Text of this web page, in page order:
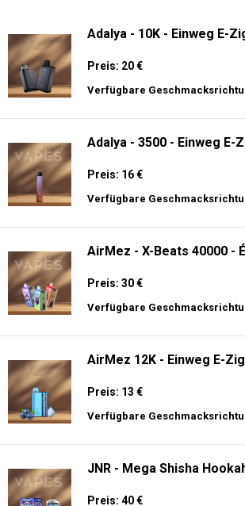
Adalya - 10K - Einweg E-
Preis: 20 €
Verfügbare
Adalya - 3500 - Einweg
Preis: 16 €
Verfügbare
AirMez - X-Beats 40000 -
Preis: 30 €
Verfügbare
AirMez 12K - Einweg E-
Preis: 13 €
Verfügbare
JNR - Mega Shisha
Preis: 40 €